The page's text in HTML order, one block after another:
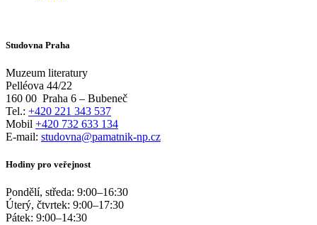
Studovna Praha
Muzeum literatury
Pelléova 44/22
160 00 Praha 6 – Bubeneč
Tel.: +420 221 343 537
Mobil +420 732 633 134
E-mail: studovna@pamatnik-np.cz
Hodiny pro veřejnost
Pondělí, středa: 9:00–16:30
Úterý, čtvrtek: 9:00–17:30
Pátek: 9:00–14:30